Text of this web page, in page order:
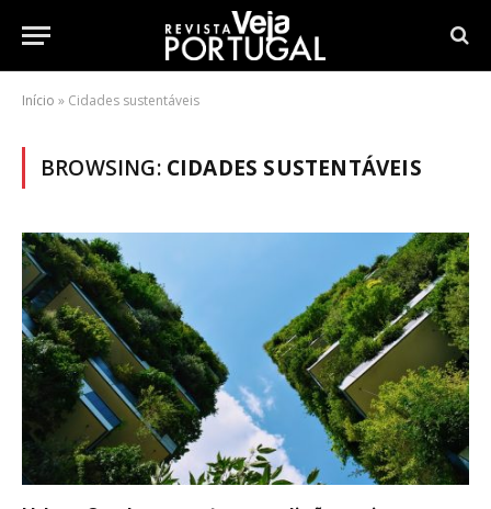
Início » Cidades sustentáveis
BROWSING: CIDADES SUSTENTÁVEIS